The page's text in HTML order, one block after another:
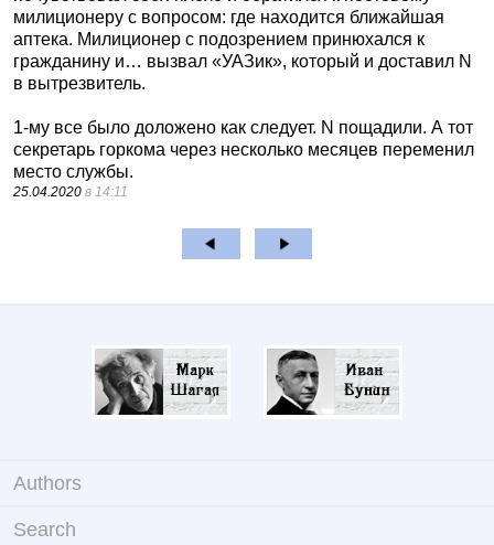
милиционеру с вопросом: где находится ближайшая
аптека. Милиционер с подозрением принюхался к
гражданину и… вызвал «УАЗик», который и доставил N
в вытрезвитель.
1-му все было доложено как следует. N пощадили. А тот
секретарь горкома через несколько месяцев переменил
место службы.
25.04.2020 в 14:11
Authors
Search